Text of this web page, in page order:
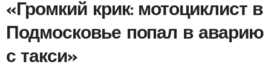
«Громкий крик: мотоциклист в
Подмосковье попал в аварию
с такси»